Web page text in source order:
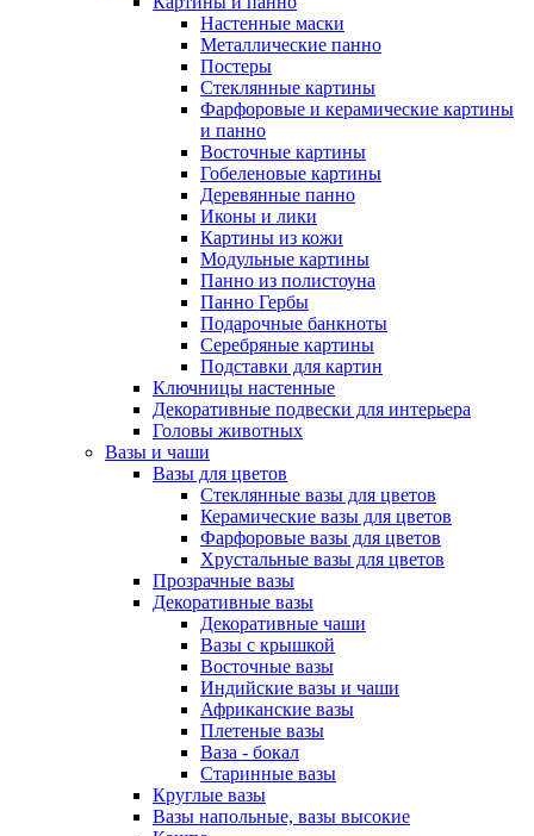
Настенные маски
Металлические панно
Постеры
Стеклянные картины
Фарфоровые и керамические картины
и панно
Восточные картины
Гобеленовые картины
Деревянные панно
Иконы и лики
Картины из кожи
Модульные картины
Панно из полистоуна
Панно Гербы
Подарочные банкноты
Серебряные картины
Подставки для картин
Ключницы настенные
Декоративные подвески для интерьера
Головы животных
Вазы и чаши
Вазы для цветов
Стеклянные вазы для цветов
Керамические вазы для цветов
Фарфоровые вазы для цветов
Хрустальные вазы для цветов
Прозрачные вазы
Декоративные вазы
Декоративные чаши
Вазы с крышкой
Восточные вазы
Индийские вазы и чаши
Африканские вазы
Плетеные вазы
Ваза - бокал
Старинные вазы
Круглые вазы
Вазы напольные, вазы высокие